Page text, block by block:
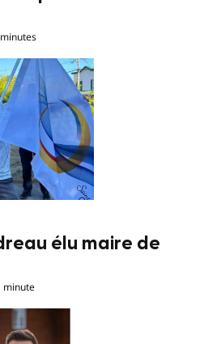
élu maire de
minute